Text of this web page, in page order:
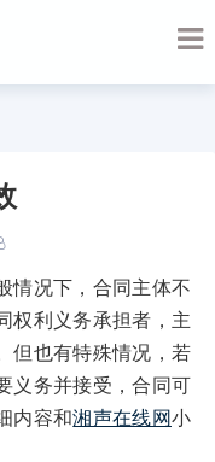
况下，合同主体不
权利义务承担者，主
但也有特殊情况，若
义务并接受，合同可
内容和湘声在线网小